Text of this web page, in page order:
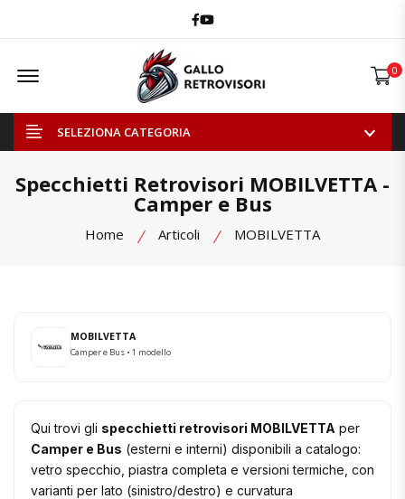
Facebook
Youtube
Offcanvas Menu Open 0
SELEZIONA CATEGORIA
Specchietti Retrovisori MOBILVETTA -
Camper e Bus
Home Articoli MOBILVETTA
MOBILVETTA
Camper e Bus • 1 modello
Qui trovi gli specchietti retrovisori MOBILVETTA per
Camper e Bus (esterni e interni) disponibili a catalogo:
vetro specchio, piastra completa e versioni termiche, con
varianti per lato (sinistro/destro) e curvatura